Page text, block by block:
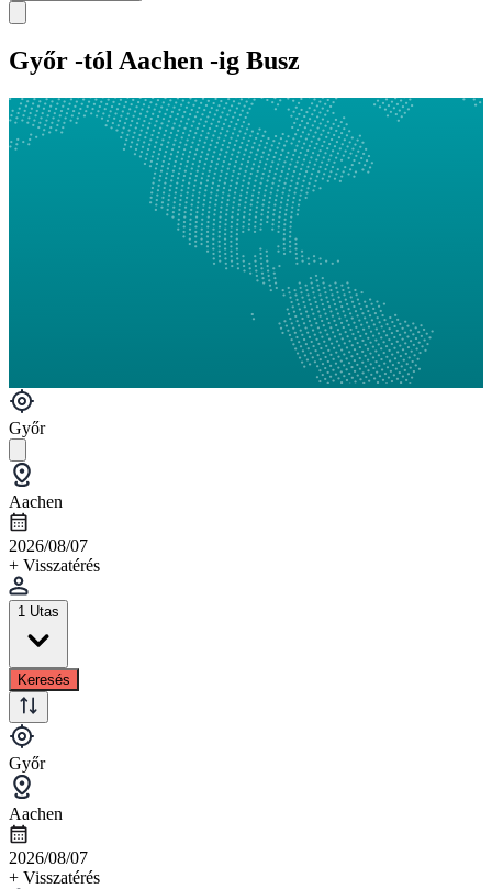
Győr -tól Aachen -ig Busz
Győr
Aachen
2026/08/07
+ Visszatérés
1 Utas
Keresés
Győr
Aachen
2026/08/07
+ Visszatérés